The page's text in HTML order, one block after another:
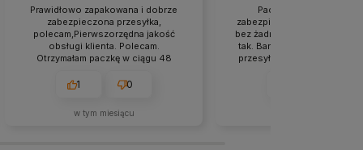
Prawidłowo zapakowana i dobrze
zabezpieczona przesyłka,
polecam,Pierwszorzędna jakość
obsługi klienta. Polecam.
Otrzymałam paczkę w ciągu 48
Konkurencja powinna brać przykład.
1 0
w tym miesiącu
Paczka była
zabezpieczona. Szybko,
bez żadnych problemów.
tak. Bardzo sprawnie
przesyłka.Bardzo szybka